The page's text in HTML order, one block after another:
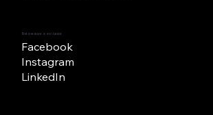
Réseaux sociaux
Facebook
Instagram
LinkedIn